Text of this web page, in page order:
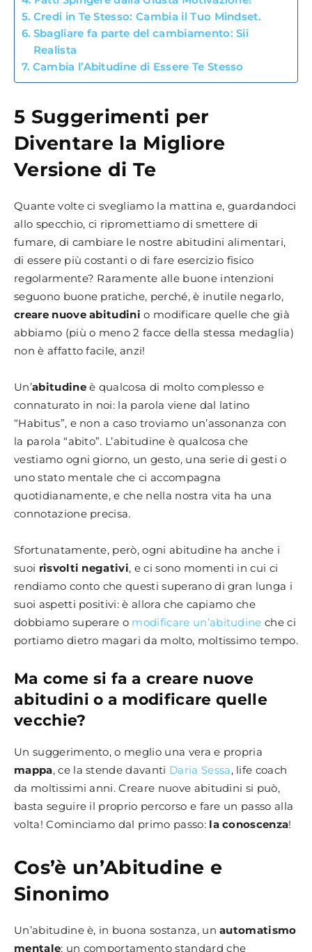
Credi in Te Stesso: Cambia il Tuo Mindset.
Sbagliare fa parte del cambiamento: Sii
Realista
Cambia l’Abitudine di Essere Te Stesso
5 Suggerimenti per
Diventare la Migliore
Versione di Te
Quante volte ci svegliamo la mattina e, guardandoci
allo specchio, ci ripromettiamo di smettere di
fumare, di cambiare le nostre abitudini alimentari,
di essere più costanti o di fare esercizio fisico
regolarmente? Raramente alle buone intenzioni
seguono buone pratiche, perché, è inutile negarlo,
creare nuove abitudini o modificare quelle che già
abbiamo (più o meno 2 facce della stessa medaglia)
non è affatto facile, anzi!
Un’abitudineè qualcosa di molto complesso e
connaturato in noi: la parola viene dal latino
“Habitus”, e non a caso troviamo un’assonanza con
la parola “abito”. L’abitudine è qualcosa che
vestiamo ogni giorno, un gesto, una serie di gesti o
uno stato mentale che ci accompagna
quotidianamente, e che nella nostra vita ha una
connotazione precisa.
Sfortunatamente, però, ogni abitudine ha anche i
suoi risvolti negativi, e ci sono momenti in cui ci
rendiamo conto che questi superano di gran lunga i
suoi aspetti positivi: è allora che capiamo che
dobbiamo superare o modificare un’abitudine che ci
portiamo dietro magari da molto, moltissimo tempo.
Ma come si fa a creare nuove
abitudini o a modificare quelle
vecchie?
Un suggerimento, o meglio una vera e propria
mappa, ce la stende davanti Daria Sessa, life coach
da moltissimi anni. Creare nuove abitudini si può,
basta seguire il proprio percorso e fare un passo alla
volta! Cominciamo dal primo passo: la conoscenza!
Cos’è un’Abitudine e
Sinonimo
Un’abitudine è, in buona sostanza, un automatismo
mentale: un comportamento standard che